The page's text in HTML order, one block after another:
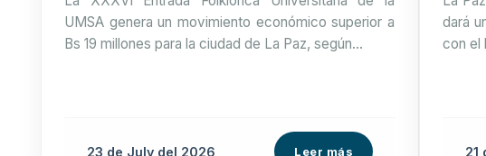
UMSA genera un movimiento económico superior a
Bs 19 millones para la ciudad de La Paz, según...
23 de July del 2026 Leer más
dará
con el
21